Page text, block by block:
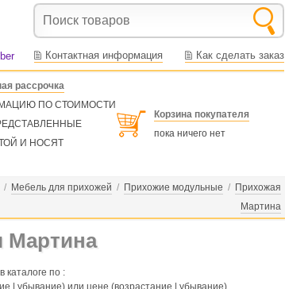
Контактная информация Как сделать заказ
рассрочка
ПО СТОИМОСТИ
И НОСЯТ
Корзина покупателя
пока ничего нет
/ Мебель для прихожей / Прихожие модульные / Прихожая
Мартина
Мартина
каталоге по :
убывание) или цене (возрастание убывание)